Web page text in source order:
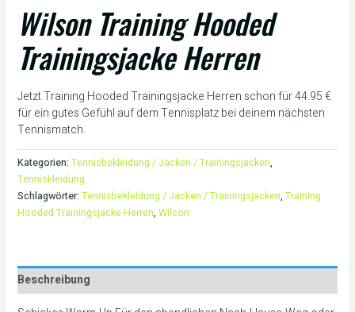
Wilson Training Hooded
Trainingsjacke Herren
Jetzt Training Hooded Trainingsjacke Herren schon für 44.95 €
für ein gutes Gefühl auf dem Tennisplatz bei deinem nächsten
Tennismatch.
Kategorien: Tennisbekleidung / Jacken / Trainingsjacken,
Tenniskleidung
Schlagwörter: Tennisbekleidung / Jacken / Trainingsjacken, Training
Hooded Trainingsjacke Herren, Wilson
Beschreibung